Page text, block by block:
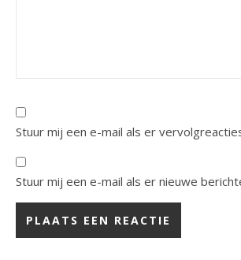
Stuur mij een e-mail als er
Stuur mij een e-mail als er nieuwe